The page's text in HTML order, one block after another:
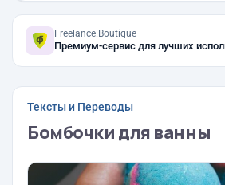
Freelance.Boutique
Премиум-сервис для лучших
Тексты и Переводы
Бомбочки для ванны